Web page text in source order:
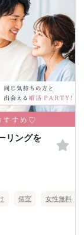
リングを
個室 女性無料